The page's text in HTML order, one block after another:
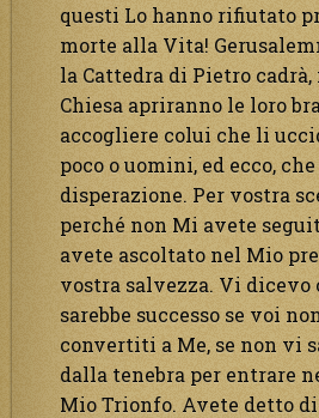
questi Lo hanno rifiutato
morte alla Vita!
la Cattedra di Pietro
Chiesa apriranno le loro
accogliere colui che li
poco o uomini, ed ecco,
disperazione. Per vostra
perché non Mi avete
avete ascoltato nel Mio
vostra salvezza. Vi dicevo
sarebbe successo se voi
convertiti a Me, se non vi
dalla tenebra per entrare
Mio Trionfo. Avete detto di